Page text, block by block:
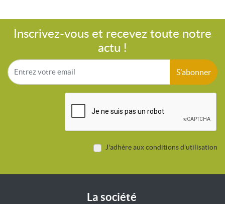
Inscrivez-vous et recevez toute notre
actu !
S'abonner
J'adhère aux conditions d'utilisation
La société